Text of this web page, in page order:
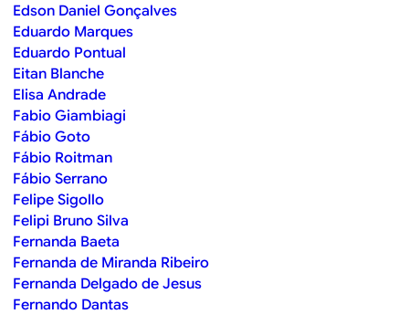
Edson Daniel Gonçalves
Eduardo Marques
Eduardo Pontual
Eitan Blanche
Elisa Andrade
Fabio Giambiagi
Fábio Goto
Fábio Roitman
Fábio Serrano
Felipe Sigollo
Felipi Bruno Silva
Fernanda Baeta
Fernanda de Miranda Ribeiro
Fernanda Delgado de Jesus
Fernando Dantas